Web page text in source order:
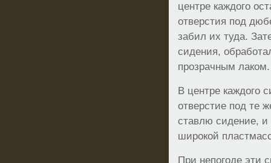
центре каждого
отверстия под
забил их туда.
сидения,
прозрачным лаком.
В центре каждого
отверстие под те
ставлю сидение,
широкой
При непогоде эти